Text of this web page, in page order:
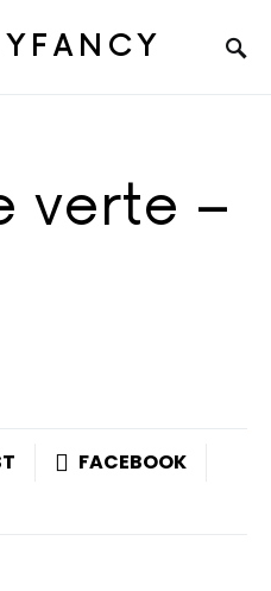
verte –
FACEBOOK